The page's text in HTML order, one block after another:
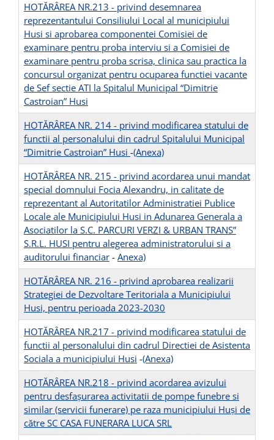
HOTĂRÂREA NR.213 - privind desemnarea
reprezentantului Consiliului Local al municipiului
Husi si aprobarea componentei Comisiei de
examinare pentru proba interviu si a Comisiei de
examinare pentru proba scrisa, clinica sau practica la
concursul organizat pentru ocuparea functiei vacante
de Sef sectie ATI la Spitalul Municipal “Dimitrie
Castroian” Husi
HOTĂRÂREA NR. 214 - privind modificarea statului de
functii al personalului din cadrul Spitalului Municipal
“Dimitrie Castroian” Husi -(Anexa)
HOTĂRÂREA NR. 215 - privind acordarea unui mandat
special domnului Focia Alexandru, in calitate de
reprezentant al Autoritatilor Administratiei Publice
Locale ale Municipiului Husi in Adunarea Generala a
Asociatilor la S.C. PARCURI VERZI & URBAN TRANS”
S.R.L. HUSI pentru alegerea administratorului si a
auditorului financiar - Anexa)
HOTĂRÂREA NR. 216 - privind aprobarea realizarii
Strategiei de Dezvoltare Teritoriala a Municipiului
Husi, pentru perioada 2023-2030
HOTĂRÂREA NR.217 - privind modificarea statului de
functii al personalului din cadrul Directiei de Asistenta
Sociala a municipiului Husi -(Anexa)
HOTĂRÂREA NR.218 - privind acordarea avizului
pentru desfașurarea activitatii de pompe funebre si
similar (servicii funerare) pe raza municipiului Huși de
către SC CASA FUNERARA LUCA SRL